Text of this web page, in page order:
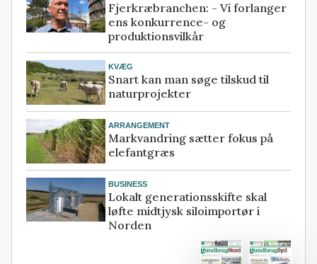
Fjerkræbranchen: - Vi forlanger
ens konkurrence- og
produktionsvilkår
KVÆG
Snart kan man søge tilskud til
naturprojekter
ARRANGEMENT
Markvandring sætter fokus på
elefantgræs
BUSINESS
Lokalt generationsskifte skal
løfte midtjysk siloimportør i
Norden